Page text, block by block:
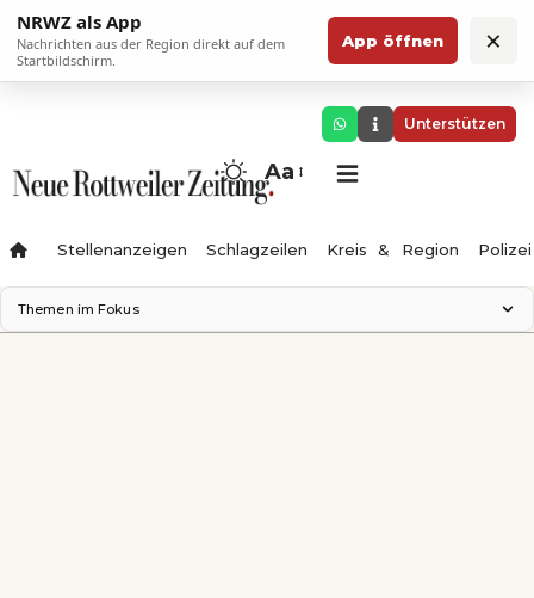
NRWZ als App
Nachrichten aus der Region direkt auf dem
Startbildschirm.
App öffnen ×
Unterstützen
Aa
Stellenanzeigen Schlagzeilen Kreis & Region Polizei
Themen im Fokus